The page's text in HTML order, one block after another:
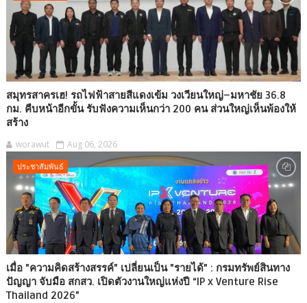
สมุทรสาครเฮ! รถไฟฟ้าสายสีแดงเข้ม วงเวียนใหญ่–มหาชัย 36.8
กม. คืบหน้าอีกขั้น รับฟังความเห็นกว่า 200 คน ส่วนใหญ่เห็นพ้องให้
สร้าง
worawut Aug 06, 2026
ประชาสัมพันธ์
เมื่อ "ความคิดสร้างสรรค์" เปลี่ยนเป็น "รายได้" : กรมทรัพย์สินทาง
ปัญญา จับมือ สกสว. เปิดตัวงานใหญ่แห่งปี “IP x Venture Rise
Thailand 2026”